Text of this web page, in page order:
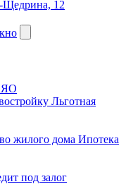
Щедрина, 12
Льготная
Ипотека